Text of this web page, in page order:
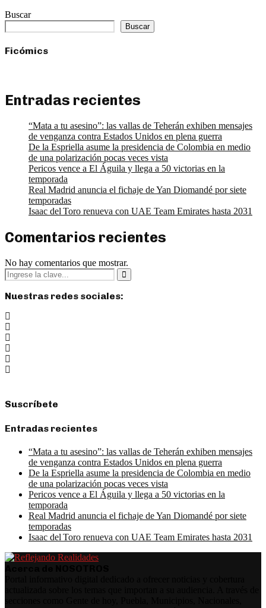
Buscar
Buscar
Ficómics
Entradas recientes
“Mata a tu asesino”: las vallas de Teherán exhiben mensajes
de venganza contra Estados Unidos en plena guerra
De la Espriella asume la presidencia de Colombia en medio
de una polarización pocas veces vista
Pericos vence a El Águila y llega a 50 victorias en la
temporada
Real Madrid anuncia el fichaje de Yan Diomandé por siete
temporadas
Isaac del Toro renueva con UAE Team Emirates hasta 2031
Comentarios recientes
No hay comentarios que mostrar.
Búsqueda
de:
Búsqueda
Nuestras redes sociales:
Suscríbete
Entradas recientes
“Mata a tu asesino”: las vallas de Teherán exhiben mensajes
de venganza contra Estados Unidos en plena guerra
De la Espriella asume la presidencia de Colombia en medio
de una polarización pocas veces vista
Pericos vence a El Águila y llega a 50 victorias en la
temporada
Real Madrid anuncia el fichaje de Yan Diomandé por siete
temporadas
Isaac del Toro renueva con UAE Team Emirates hasta 2031